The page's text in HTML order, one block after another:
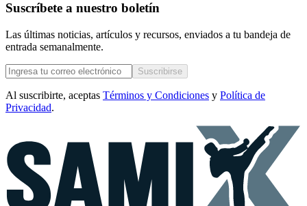
Suscríbete a nuestro boletín
Las últimas noticias, artículos y recursos, enviados a tu bandeja de
entrada semanalmente.
Suscribirse
Al suscribirte, aceptas Términos y Condiciones y Política de
Privacidad.